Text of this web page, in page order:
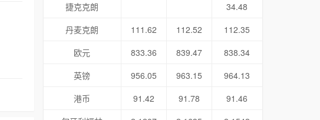
捷克克朗
34.48
丹麦克朗
111.62 112.52
112.35
欧元
833.36 839.47
838.34
英镑
956.05 963.15
964.13
港币
91.42 91.78
91.46